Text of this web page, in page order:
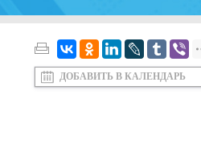
ДОБАВИТЬ В КАЛЕНДАРЬ